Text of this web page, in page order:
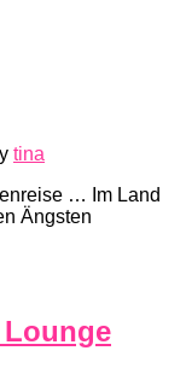
tina
… Im Land
Ängsten